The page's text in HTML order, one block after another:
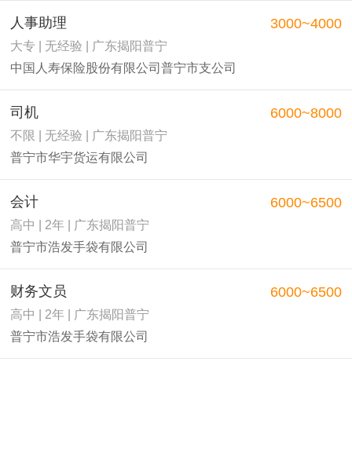
人事助理
大专 | 无经验 | 广东揭阳普宁
中国人寿保险股份有限公司普宁市支公司
3000~4000
司机
不限 | 无经验 | 广东揭阳普宁
普宁市华宇货运有限公司
6000~8000
会计
高中 | 2年 | 广东揭阳普宁
普宁市浩发手袋有限公司
6000~6500
财务文员
高中 | 2年 | 广东揭阳普宁
普宁市浩发手袋有限公司
6000~6500